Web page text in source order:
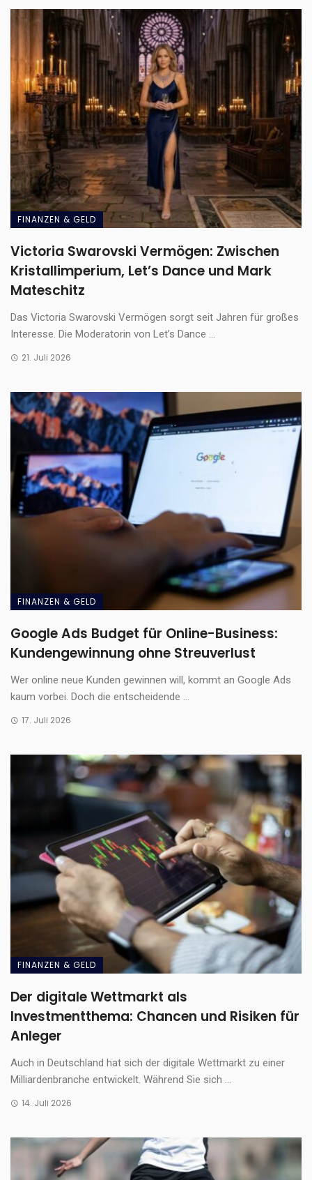
FINANZEN & GELD
Victoria Swarovski Vermögen: Zwischen
Kristallimperium, Let’s Dance und Mark
Mateschitz
Das Victoria Swarovski Vermögen sorgt seit Jahren für großes
Interesse. Die Moderatorin von Let’s Dance ...
21. Juli 2026
FINANZEN & GELD
Google Ads Budget für Online-Business:
Kundengewinnung ohne Streuverlust
Wer online neue Kunden gewinnen will, kommt an Google Ads
kaum vorbei. Doch die entscheidende ...
17. Juli 2026
FINANZEN & GELD
Der digitale Wettmarkt als
Investmentthema: Chancen und Risiken für
Anleger
Auch in Deutschland hat sich der digitale Wettmarkt zu einer
Milliardenbranche entwickelt. Während Sie sich ...
14. Juli 2026